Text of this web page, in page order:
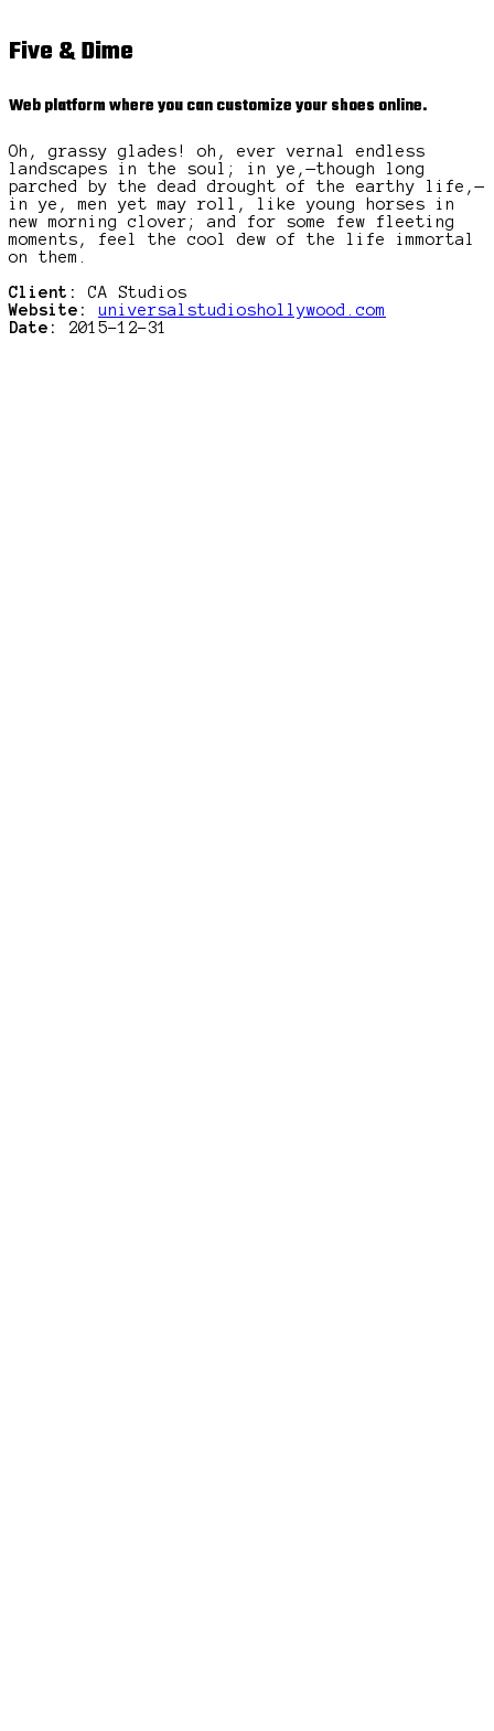
Five & Dime
Web platform where you can customize your shoes online.
Oh, grassy glades! oh, ever vernal endless
landscapes in the soul; in ye,—though long
parched by the dead drought of the earthy life,—
in ye, men yet may roll, like young horses in
new morning clover; and for some few fleeting
moments, feel the cool dew of the life immortal
on them.
Client:
CA Studios
Website:
universalstudioshollywood.com
Date:
2015-12-31